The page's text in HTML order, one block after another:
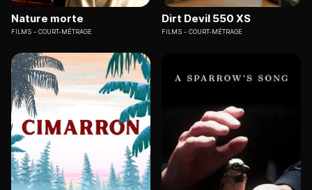
Nature morte
FILMS COURT-MÉTRAGE
Dirt Devil 550 XS
FILMS COURT-MÉTRAGE